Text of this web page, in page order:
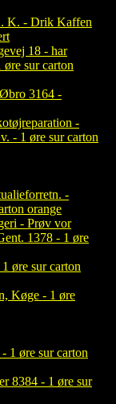
K. - Drik Kaffen
18 - har
sur carton
3164 -
-
- 1 øre sur carton
-
orange
- Prøv vor
1378 - 1 øre
øre sur carton
Køge - 1 øre
1 øre sur carton
8384 - 1 øre sur